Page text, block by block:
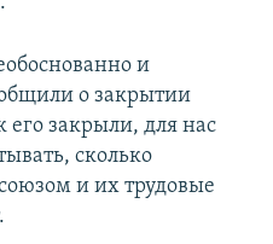
и
о закрытии
закрыли, для нас
сколько
и их трудовые